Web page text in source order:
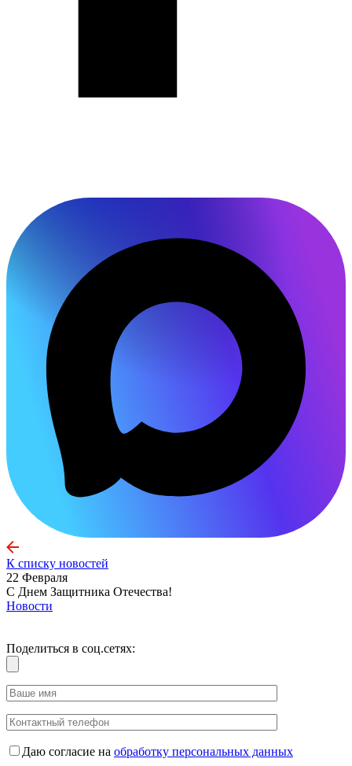
К списку новостей
22 Февраля
С Днем Защитника Отечества!
Новости
Поделиться в соц.сетях:
Даю согласие на обработку персональных данных